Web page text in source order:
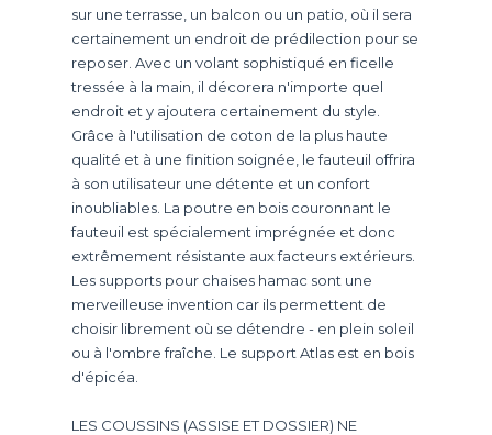
sur une terrasse, un balcon ou un patio, où il sera
certainement un endroit de prédilection pour se
reposer. Avec un volant sophistiqué en ficelle
tressée à la main, il décorera n'importe quel
endroit et y ajoutera certainement du style.
Grâce à l'utilisation de coton de la plus haute
qualité et à une finition soignée, le fauteuil offrira
à son utilisateur une détente et un confort
inoubliables. La poutre en bois couronnant le
fauteuil est spécialement imprégnée et donc
extrêmement résistante aux facteurs extérieurs.
Les supports pour chaises hamac sont une
merveilleuse invention car ils permettent de
choisir librement où se détendre - en plein soleil
ou à l'ombre fraîche. Le support Atlas est en bois
d'épicéa.
LES COUSSINS (ASSISE ET DOSSIER) NE